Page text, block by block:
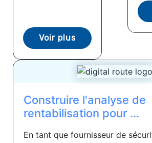
Voir plus
Construire l'analyse de
rentabilisation pour ...
En tant que fournisseur de